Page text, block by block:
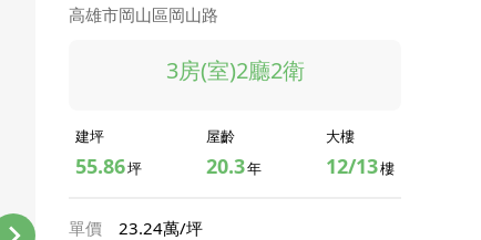
高雄市岡山區岡山路
3房(室)2廳2衛
建坪
55.86坪
屋齡
20.3年
大樓
12/13樓
單價
23.24萬/坪